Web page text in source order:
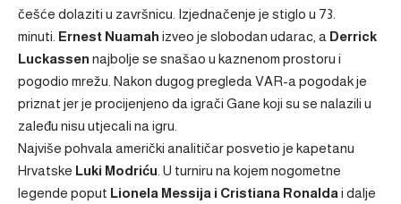
češće dolaziti u završnicu. Izjednačenje je stiglo u 73.
minuti. Ernest Nuamah izveo je slobodan udarac, a Derrick
Luckassen najbolje se snašao u kaznenom prostoru i
pogodio mrežu. Nakon dugog pregleda VAR-a pogodak je
priznat jer je procijenjeno da igrači Gane koji su se nalazili u
zaleđu nisu utjecali na igru.
Najviše pohvala američki analitičar posvetio je kapetanu
Hrvatske Luki Modriću . U turniru na kojem nogometne
legende poput Lionela Messija i Cristiana Ronalda i dalje